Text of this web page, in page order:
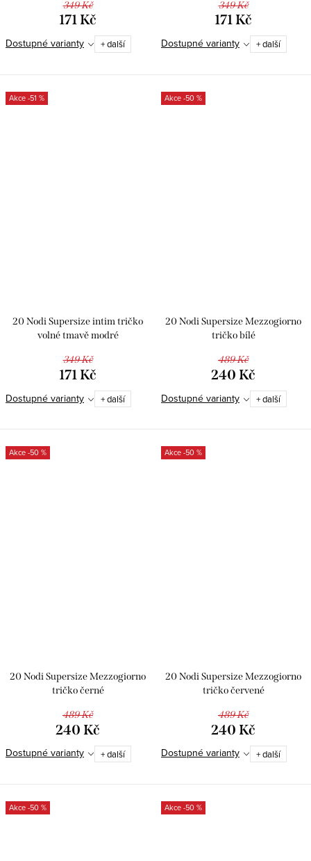
349 Kč
171 Kč
Dostupné varianty + další
349 Kč
171 Kč
Dostupné varianty + další
-51 %
20 Nodi Supersize intim tričko
volné tmavě modré
349 Kč
171 Kč
Dostupné varianty + další
-50 %
20 Nodi Supersize Mezzogiorno
tričko bílé
489 Kč
240 Kč
Dostupné varianty + další
-50 %
20 Nodi Supersize Mezzogiorno
tričko černé
489 Kč
240 Kč
Dostupné varianty + další
-50 %
20 Nodi Supersize Mezzogiorno
tričko červené
489 Kč
240 Kč
Dostupné varianty + další
-50 % -50 %